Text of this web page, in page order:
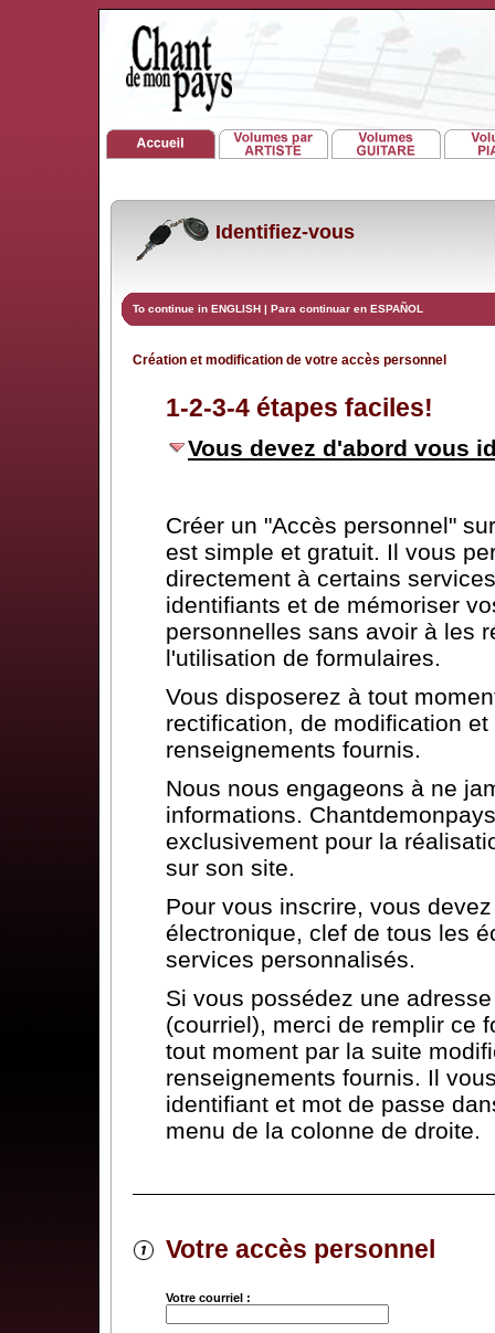
Identifiez-vous
To continue in ENGLISH | Para continuar en ESPAÑOL
Création et modification de votre accès personnel
1-2-3-4 étapes faciles!
Vous devez d'abord vous
Créer un "Accès personnel"
est simple et gratuit. Il vous
directement à certains
identifiants et de mémoriser
personnelles sans avoir à les
l'utilisation de formulaires.
Vous disposerez à tout
rectification, de modification
renseignements fournis.
Nous nous engageons à ne
informations.
exclusivement pour la
sur son site.
Pour vous inscrire, vous
électronique, clef de tous les
services personnalisés.
Si vous possédez une
(courriel), merci de remplir ce
tout moment par la suite
renseignements fournis. Il
identifiant et mot de passe
menu de la colonne de droite.
Votre accès personnel
Votre courriel :